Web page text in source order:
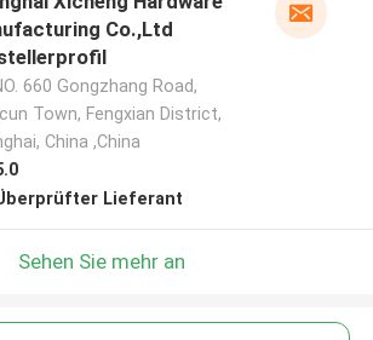
Co.,Ltd
660 Gongzhang Road,
Town, Fengxian District,
China ,China
Lieferant
Sehen Sie mehr an